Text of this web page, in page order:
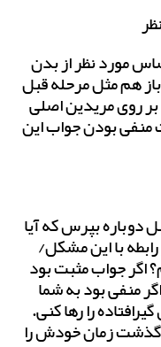
مورد نظر از بدن
هم مثل مرحله قبل
بر روی مریدین اصلی
منفی بودن جواب این
دوباره بپرس که آیا
با این مشکل/
اگر جواب مثبت بود
و اگر منفی بود به شما
را رها کنی.
گذشت زمان خودش را